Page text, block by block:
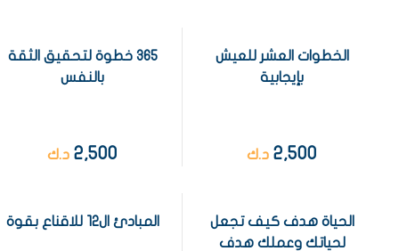
الخطوات العشر للعيش
بإيجابية
2,500 د.ك
365 خطوة لتحقيق الثقة
بالنفس
2,500 د.ك
الحياة هدف كيف تجعل
لحياتك وعملك هدف
المبادئ ال12 للاقناع بقوة